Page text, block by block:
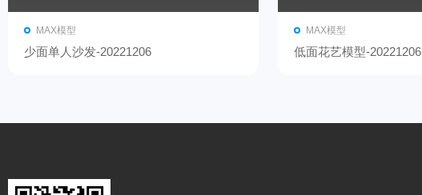
MAX模型
少面单人沙发-20221206
MAX模型
低面花艺模型-20221206